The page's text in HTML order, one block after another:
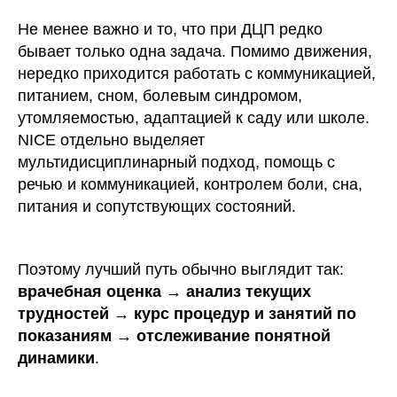
Не менее важно и то, что при ДЦП редко
бывает только одна задача. Помимо движения,
нередко приходится работать с коммуникацией,
питанием, сном, болевым синдромом,
утомляемостью, адаптацией к саду или школе.
NICE отдельно выделяет
мультидисциплинарный подход, помощь с
речью и коммуникацией, контролем боли, сна,
питания и сопутствующих состояний.
Поэтому лучший путь обычно выглядит так:
врачебная оценка → анализ текущих
трудностей → курс процедур и занятий по
показаниям → отслеживание понятной
динамики.